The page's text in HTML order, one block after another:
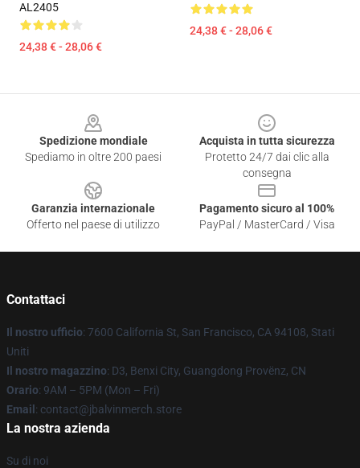
AL2405
24,38 € - 28,06 €
24,38 € - 28,06 €
Spedizione mondiale
Spediamo in oltre 200 paesi
Acquista in tutta sicurezza
Protetto 24/7 dai clic alla
consegna
Garanzia internazionale
Offerto nel paese di utilizzo
Pagamento sicuro al 100%
PayPal / MasterCard / Visa
Contattaci
Il nostro ufficio: 7600 California St, San Francisco, CA 94108, Stati
Uniti
Il nostro magazzino: D3, Benxi City, Guangdong Provënz, CN
Orario: 9AM – 5PM (Mon – Fri)
Email : contact@jbalvinmerch.store
La nostra azienda
Su di noi